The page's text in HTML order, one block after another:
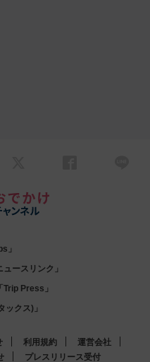
」
ースリンク」
Press」
クス)」
利用規約
運営会社
プレスリリース受付